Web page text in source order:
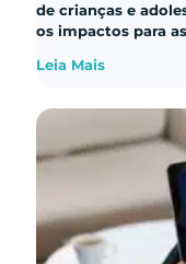
de crianças e
os impactos para
Leia Mais